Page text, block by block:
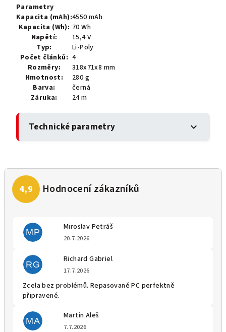
Parametry
Kapacita (mAh):4550 mAh
Kapacita (Wh): 70 Wh
Napětí:
15,4 V
Typ:
Li-Poly
Počet článků: 4
Rozměry:
318x71x8 mm
Hmotnost:
280 g
Barva:
černá
Záruka:
24 m
Technické parametry expand_more
MP
Miroslav Petráš
20.7.2026
RG
Richard Gabriel
17.7.2026
Zcela bez problémů. Repasované PC perfektně
připravené.
MA
Martin Aleš
7.7.2026